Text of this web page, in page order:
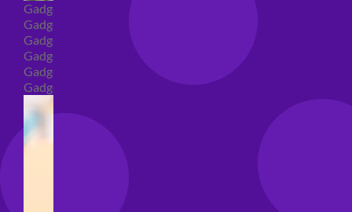
Gadget
Gadget addio al nubilato
Gadget Laurea
Gadget addio al celibato
Gadget per compleanno
Gadget generici